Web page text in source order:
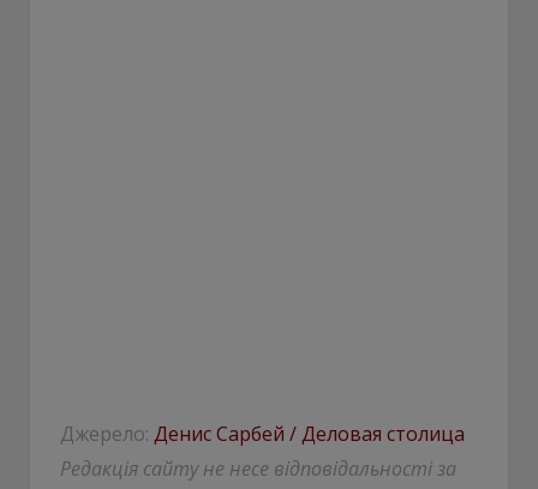
Джерело: Денис Сарбей / Деловая столица
Редакція сайту не несе відповідальності за